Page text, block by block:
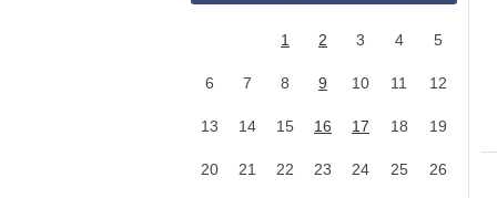
1 2 3 4 5
6 7 8 9 10 11 12
13 14 15 16 17 18 19
20 21 22 23 24 25 26